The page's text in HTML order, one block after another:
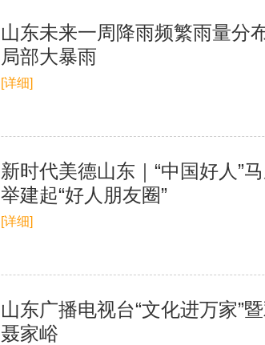
山东未来一周降雨频繁雨量分
局部大暴雨
[详细]
新时代美德山东｜“中国好人”
举建起“好人朋友圈”
[详细]
山东广播电视台“文化进万家”
聂家峪